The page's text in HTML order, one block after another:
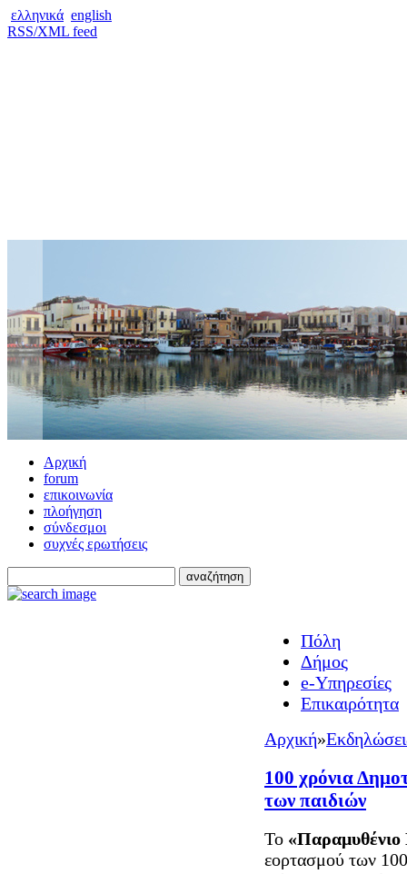
ελληνικά english
RSS/XML feed
Αρχική
forum
επικοινωνία
πλοήγηση
σύνδεσμοι
συχνές ερωτήσεις
Πόλη
Δήμος
e-Υπηρεσίες
Επικαιρότητα
Αρχική»
100 χρόνια
των παιδιών
Το «Παραμυθένιο
εορτασμού των